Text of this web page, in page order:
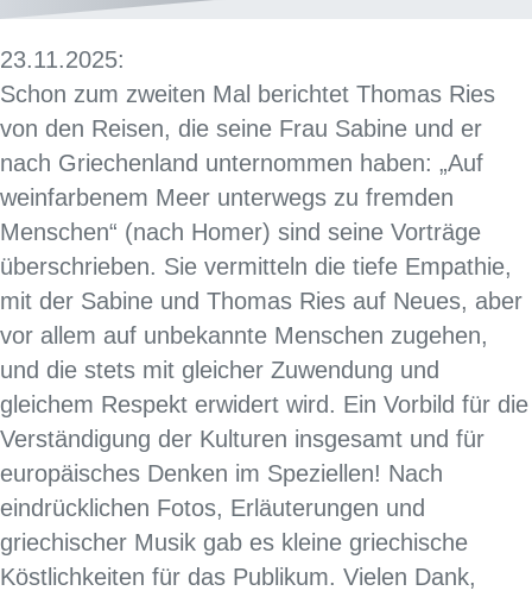
23.11.2025:
Schon zum zweiten Mal berichtet Thomas Ries
von den Reisen, die seine Frau Sabine und er
nach Griechenland unternommen haben: „Auf
weinfarbenem Meer unterwegs zu fremden
Menschen“ (nach Homer) sind seine Vorträge
überschrieben. Sie vermitteln die tiefe Empathie,
mit der Sabine und Thomas Ries auf Neues, aber
vor allem auf unbekannte Menschen zugehen,
und die stets mit gleicher Zuwendung und
gleichem Respekt erwidert wird. Ein Vorbild für die
Verständigung der Kulturen insgesamt und für
europäisches Denken im Speziellen! Nach
eindrücklichen Fotos, Erläuterungen und
griechischer Musik gab es kleine griechische
Köstlichkeiten für das Publikum. Vielen Dank,